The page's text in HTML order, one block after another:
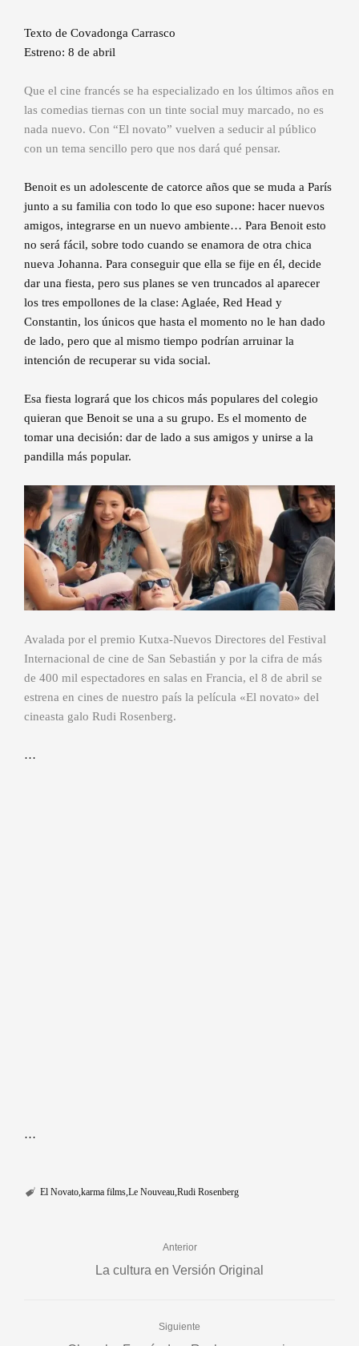
Texto de Covadonga Carrasco
Estreno: 8 de abril
Que el cine francés se ha especializado en los últimos años en
las comedias tiernas con un tinte social muy marcado, no es
nada nuevo. Con “El novato” vuelven a seducir al público
con un tema sencillo pero que nos dará qué pensar.
Benoit es un adolescente de catorce años que se muda a París
junto a su familia con todo lo que eso supone: hacer nuevos
amigos, integrarse en un nuevo ambiente… Para Benoit esto
no será fácil, sobre todo cuando se enamora de otra chica
nueva Johanna. Para conseguir que ella se fije en él, decide
dar una fiesta, pero sus planes se ven truncados al aparecer
los tres empollones de la clase: Aglaée, Red Head y
Constantin, los únicos que hasta el momento no le han dado
de lado, pero que al mismo tiempo podrían arruinar la
intención de recuperar su vida social.
Esa fiesta logrará que los chicos más populares del colegio
quieran que Benoit se una a su grupo. Es el momento de
tomar una decisión: dar de lado a sus amigos y unirse a la
pandilla más popular.
Avalada por el premio Kutxa-Nuevos Directores del Festival
Internacional de cine de San Sebastián y por la cifra de más
de 400 mil espectadores en salas en Francia, el 8 de abril se
estrena en cines de nuestro país la película «El novato» del
cineasta galo Rudi Rosenberg.
…
…
El Novato karma films Le Nouveau Rudi Rosenberg
Anterior
La cultura en Versión Original
Siguiente